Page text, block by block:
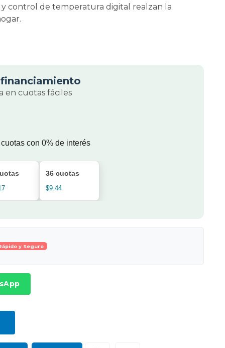
control de temperatura digital realzan la
en cuotas fáciles
con 0% de interés
36 cuotas
$9.44
y Seguro